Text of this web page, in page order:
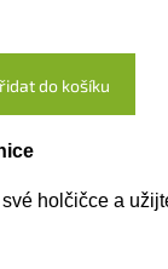
do košíku
holčičce a